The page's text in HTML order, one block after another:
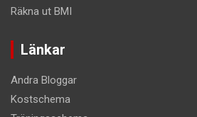
Räkna ut BMI
Länkar
Andra Bloggar
Kostschema